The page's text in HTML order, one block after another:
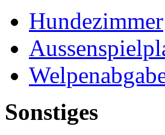
Hundezimmer
Sonstiges